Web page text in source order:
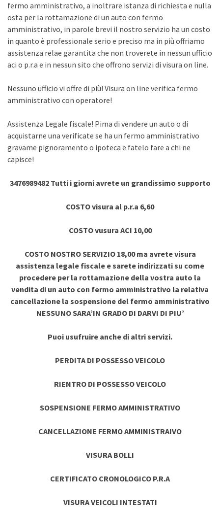
fermo amministrativo, a inoltrare istanza di richiesta e nulla
osta per la rottamazione di un auto con fermo
amministrativo, in parole brevi il nostro servizio ha un costo
in quanto è professionale serio e preciso ma in più offriamo
assistenza relae garantita che non troverete in nessun ufficio
aci o p.r.a e in nessun sito che offrono servizi di visura on line.
Nessuno ufficio vi offre di più! Visura on line verifica fermo
amministrativo con operatore!
Assistenza Legale fiscale! Pima di vendere un auto o di
acquistarne una verificate se ha un fermo amministrativo
gravame pignoramento o ipoteca e fatelo fare a chi ne
capisce!
3476989482 Tutti i giorni avrete un grandissimo supporto
COSTO visura al p.r.a 6,60
COSTO vusura ACI 10,00
COSTO NOSTRO SERVIZIO 18,00 ma avrete visura
assistenza legale fiscale e sarete indirizzati su come
procedere per la rottamazione della vostra auto la
vendita di un auto con fermo amministrativo la relativa
cancellazione la sospensione del fermo amministrativo
NESSUNO SARA’IN GRADO DI DARVI DI PIU’
Puoi usufruire anche di altri servizi.
PERDITA DI POSSESSO VEICOLO
RIENTRO DI POSSESSO VEICOLO
SOSPENSIONE FERMO AMMINISTRATIVO
CANCELLAZIONE FERMO AMMINISTRAIVO
VISURA BOLLI
CERTIFICATO CRONOLOGICO P.R.A
VISURA VEICOLI INTESTATI